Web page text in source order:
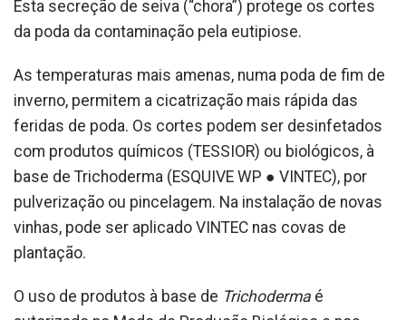
Esta secreção de seiva (“chora”) protege os cortes
da poda da contaminação pela eutipiose.
As temperaturas mais amenas, numa poda de fim de
inverno, permitem a cicatrização mais rápida das
feridas de poda. Os cortes podem ser desinfetados
com produtos químicos (TESSIOR) ou biológicos, à
base de Trichoderma (ESQUIVE WP ● VINTEC), por
pulverização ou pincelagem. Na instalação de novas
vinhas, pode ser aplicado VINTEC nas covas de
plantação.
O uso de produtos à base de Trichoderma é